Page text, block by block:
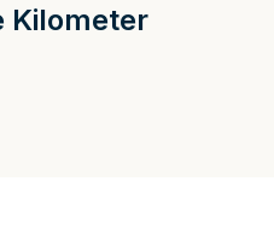
Kilometer